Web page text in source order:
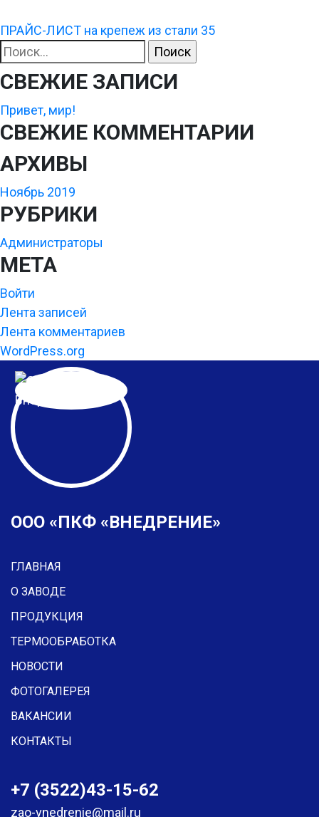
НАВИГАЦИЯ
ПО
ЗАПИСЯМ
ПРАЙС-ЛИСТ на крепеж из стали 35
Найти:
СВЕЖИЕ ЗАПИСИ
Привет, мир!
СВЕЖИЕ КОММЕНТАРИИ
АРХИВЫ
Ноябрь 2019
РУБРИКИ
Администраторы
МЕТА
Войти
Лента записей
Лента комментариев
WordPress.org
ООО «ПКФ «ВНЕДРЕНИЕ»
ГЛАВНАЯ
О ЗАВОДЕ
ПРОДУКЦИЯ
ТЕРМООБРАБОТКА
НОВОСТИ
ФОТОГАЛЕРЕЯ
ВАКАНСИИ
КОНТАКТЫ
+7 (3522)43-15-62
zao-vnedrenie@mail.ru